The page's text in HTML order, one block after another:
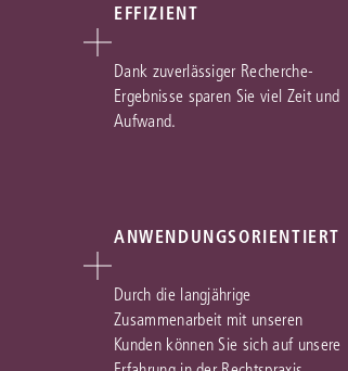
EFFIZIENT
Dank zuverlässiger Recherche-
Ergebnisse sparen Sie viel Zeit und
Aufwand.
ANWENDUNGSORIENTIERT
Durch die langjährige
Zusammenarbeit mit unseren
Kunden können Sie sich auf unsere